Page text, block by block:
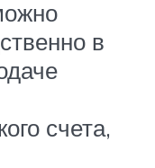
в
счета,